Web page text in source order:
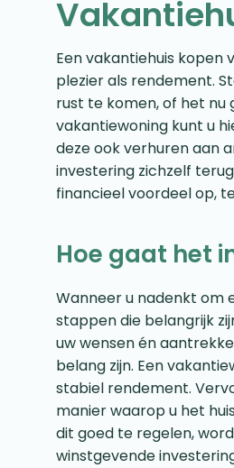
Een vakantiehuis kopen
plezier als rendement.
rust te komen, of het nu
vakantiewoning kunt u
deze ook verhuren aan
investering zichzelf
financieel voordeel op,
Hoe gaat het
Wanneer u nadenkt om
stappen die belangrijk
uw wensen én
belang zijn. Een
stabiel rendement.
manier waarop u het
dit goed te regelen,
winstgevende